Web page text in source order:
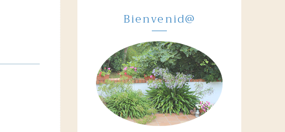
Bienvenid@